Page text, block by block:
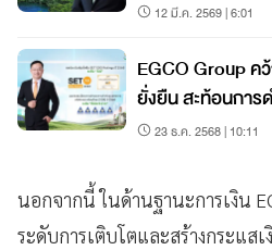
12 มี.ค. 2569 | 6:01
EGCO Group ค
ยั่งยืน สะท้อนการ
ตามกรอบ ESG
23 ธ.ค. 2568 | 10:11
นอกจากนี้ ในด้านฐานะการเงิน
ระดับการเติบโตและสร้างกระแส